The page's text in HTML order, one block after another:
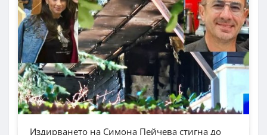
Издирването на Симона Пейчева стигна до